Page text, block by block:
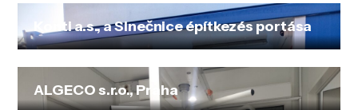
Konti a.s., a Slnečnice építkezés portása
ALGECO s.r.o., Praha